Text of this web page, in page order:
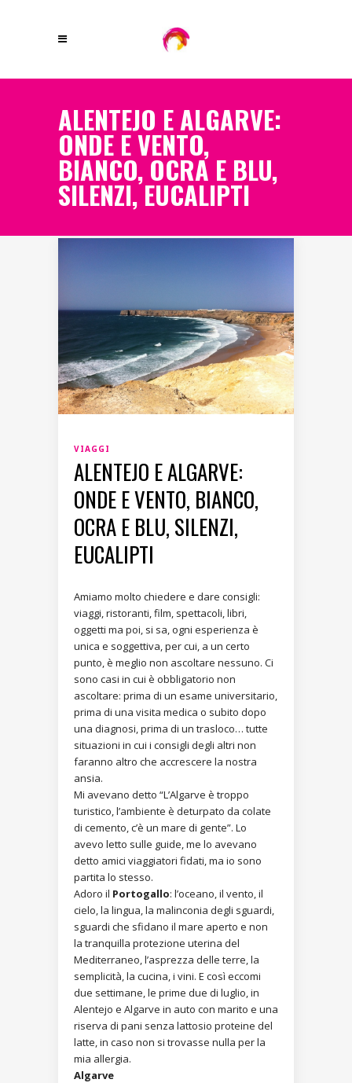
ALENTEJO E ALGARVE:
ONDE E VENTO,
BIANCO, OCRA E BLU,
SILENZI, EUCALIPTI
VIAGGI
ALENTEJO E ALGARVE:
ONDE E VENTO, BIANCO,
OCRA E BLU, SILENZI,
EUCALIPTI
Amiamo molto chiedere e dare consigli:
viaggi, ristoranti, film, spettacoli, libri,
oggetti ma poi, si sa, ogni esperienza è
unica e soggettiva, per cui, a un certo
punto, è meglio non ascoltare nessuno. Ci
sono casi in cui è obbligatorio non
ascoltare: prima di un esame universitario,
prima di una visita medica o subito dopo
una diagnosi, prima di un trasloco… tutte
situazioni in cui i consigli degli altri non
faranno altro che accrescere la nostra
ansia.
Mi avevano detto “L’Algarve è troppo
turistico, l’ambiente è deturpato da colate
di cemento, c’è un mare di gente”. Lo
avevo letto sulle guide, me lo avevano
detto amici viaggiatori fidati, ma io sono
partita lo stesso.
Adoro il Portogallo: l’oceano, il vento, il
cielo, la lingua, la malinconia degli sguardi,
sguardi che sfidano il mare aperto e non
la tranquilla protezione uterina del
Mediterraneo, l’asprezza delle terre, la
semplicità, la cucina, i vini. E così eccomi
due settimane, le prime due di luglio, in
Alentejo e Algarve in auto con marito e una
riserva di pani senza lattosio proteine del
latte, in caso non si trovasse nulla per la
mia allergia.
Algarve